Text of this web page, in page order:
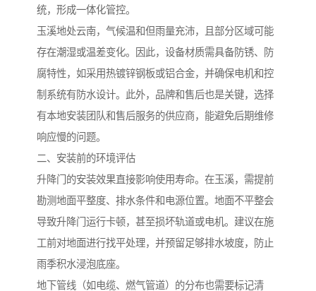
统，形成一体化管控。
玉溪地处云南，气候温和但雨量充沛，且部分区域可能
存在潮湿或温差变化。因此，设备材质需具备防锈、防
腐特性，如采用热镀锌钢板或铝合金，并确保电机和控
制系统有防水设计。此外，品牌和售后也是关键，选择
有本地安装团队和售后服务的供应商，能避免后期维修
响应慢的问题。
二、安装前的环境评估
升降门的安装效果直接影响使用寿命。在玉溪，需提前
勘测地面平整度、排水条件和电源位置。地面不平整会
导致升降门运行卡顿，甚至损坏轨道或电机。建议在施
工前对地面进行找平处理，并预留足够排水坡度，防止
雨季积水浸泡底座。
地下管线（如电缆、燃气管道）的分布也需要标记清